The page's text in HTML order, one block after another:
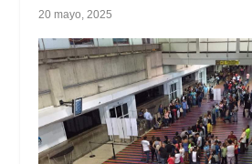
20 mayo, 2025